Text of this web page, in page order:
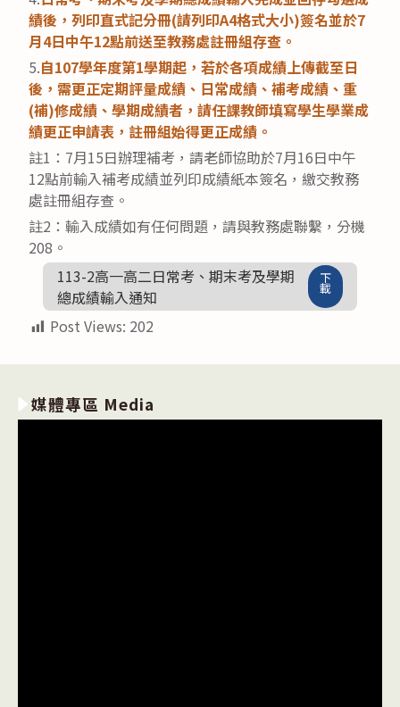
績後，列印直式記分冊(請列印A4格式大小)簽名並於7
月4日中午12點前送至教務處註冊組存查。
5.自107學年度第1學期起，若於各項成績上傳截至日
後，需更正定期評量成績、日常成績、補考成績、重
(補)修成績、學期成績者，請任課教師填寫學生學業成
績更正申請表，註冊組始得更正成績。
註1：7月15日辦理補考，請老師協助於7月16日中午
12點前輸入補考成績並列印成績紙本簽名，繳交教務
處註冊組存查。
註2：輸入成績如有任何問題，請與教務處聯繫，分機
208。
113-2高一高二日常考、期末考及學期
總成績輸入通知
下
載
Post Views: 202
媒體專區 Media